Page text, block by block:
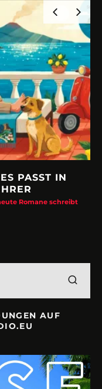
PASST IN
Romane schreibt
AUF